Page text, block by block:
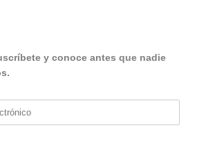
y conoce antes que nadie